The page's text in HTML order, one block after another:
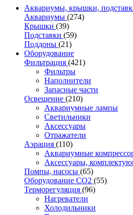
Аквариумы, крышки,
Аквариумы (274)
Крышки (39)
Подставки (59)
Поддоны (21)
Оборудование
Фильтрация (421)
Фильтры
Наполнители
Запасные части
Освещение (210)
Аквариумные лампы
Светильники
Аксессуары
Отражатели
Аэрация (110)
Аквариумные
Аксессуары,
Помпы, насосы (65)
Оборудование CO2 (55)
Терморегуляция (96)
Нагреватели
Холодильники